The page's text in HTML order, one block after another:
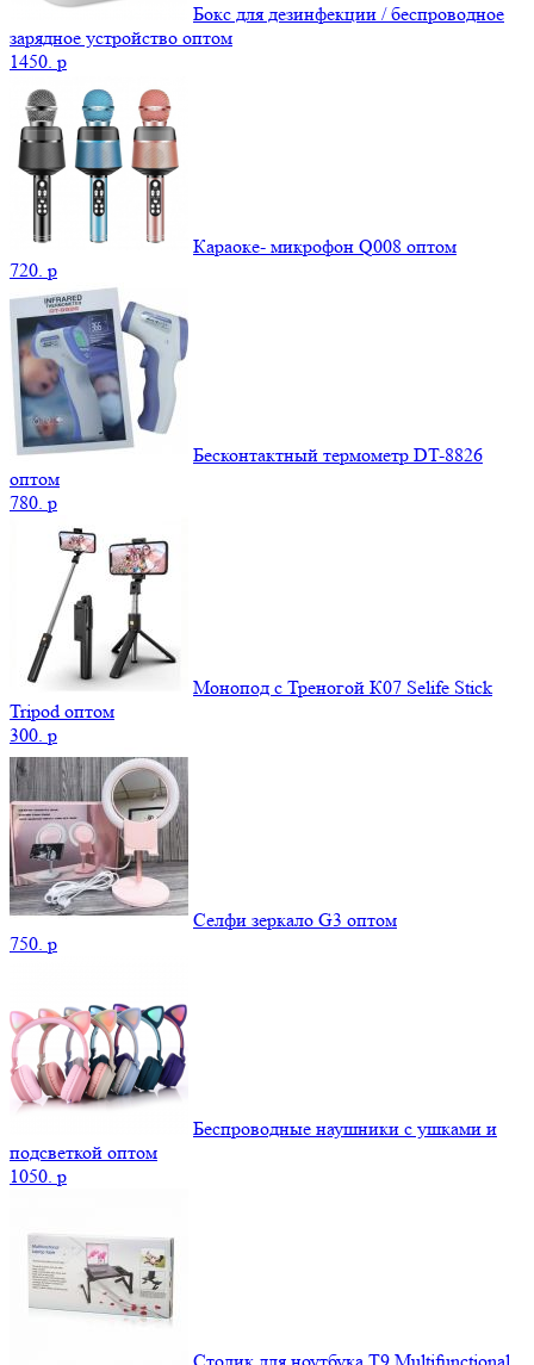
Бокс для дезинфекции / беспроводное
зарядное устройство оптом
1450. p
Караоке- микрофон Q008 оптом
720. p
Бесконтактный термометр DT-8826
оптом
780. p
Монопод с Треногой К07 Selife Stick
Tripod оптом
300. p
Селфи зеркало G3 оптом
750. p
Беспроводные наушники с ушками и
подсветкой оптом
1050. p